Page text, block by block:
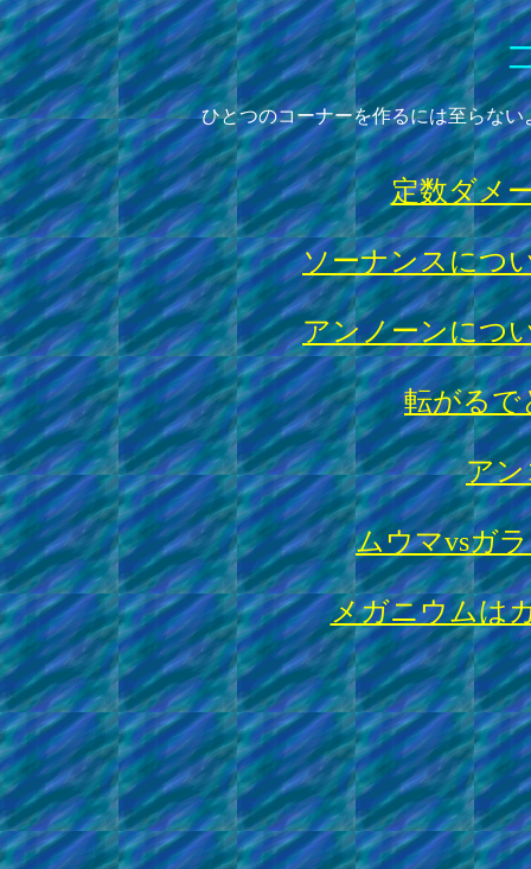
ひとつのコーナーを作るには至らな
定数ダメ
ソーナンスにつ
アンノーンにつ
転がるで
アン
ムウマvsガ
メガニウムは